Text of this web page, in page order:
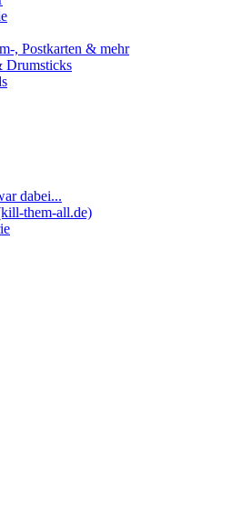
, Postkarten & mehr
Drumsticks
dabei...
them-all.de)